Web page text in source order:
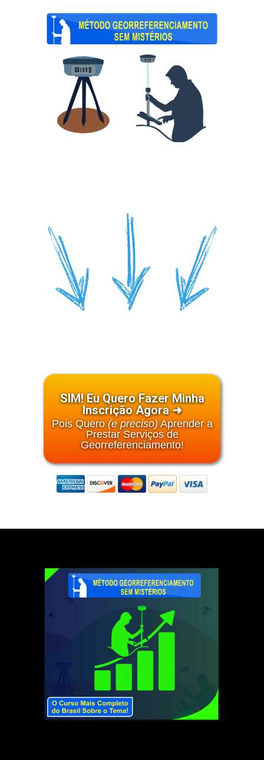
SIM! Eu Quero Fazer Minha
Inscrição Agora ➜
Pois Quero(e preciso)Aprender a
Prestar Serviços de
Georreferenciamento!